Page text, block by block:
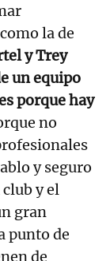
la de
y Trey
un equipo
porque hay
no
y seguro
y el
gran
punto de
de